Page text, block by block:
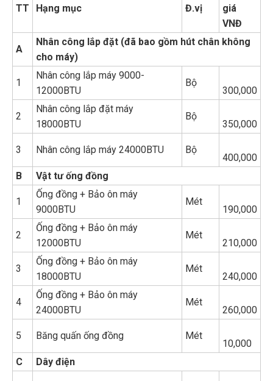
TT Hạng mục Đ.vị
giá
VNĐ
A
Nhân công lắp đặt (đã bao gồm hút chân không
cho máy)
1
Nhân công lắp máy 9000-
12000BTU
Bộ
300,000
2
Nhân công lắp đặt máy
18000BTU
Bộ
350,000
3 Nhân công lắp máy 24000BTU Bộ
400,000
B
Vật tư ống đồng
1
Ống đồng + Bảo ôn máy
9000BTU
Mét
190,000
2
Ống đồng + Bảo ôn máy
12000BTU
Mét
210,000
3
Ống đồng + Bảo ôn máy
18000BTU
Mét
240,000
4
Ống đồng + Bảo ôn máy
24000BTU
Mét
260,000
5 Băng quấn ống đồng Mét
10,000
C
Dây điện